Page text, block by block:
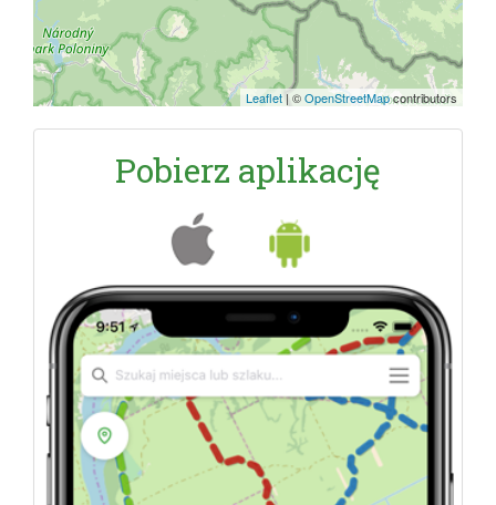
Leaflet | ©OpenStreetMapcontributors
Pobierz aplikację